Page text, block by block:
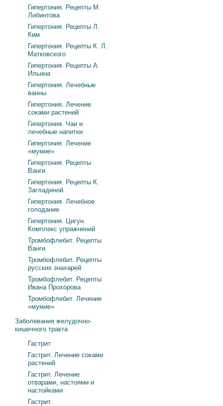
Гипертония. Рецепты М.
Либинтова
Гипертония. Рецепты Л.
Ким
Гипертония. Рецепты К. Л.
Матковского
Гипертония. Рецепты А.
Ильина
Гипертония. Лечебные
ванны
Гипертония. Лечение
соками растений
Гипертония. Чаи и
лечебные напитки
Гипертония. Лечение
«мумие»
Гипертония. Рецепты
Ванги
Гипертония. Рецепты К.
Загладиной
Гипертония. Лечебное
голодание
Гипертония. Цигун.
Комплекс упражнений
Тромбофлебит. Рецепты
Ванги
Тромбофлебит. Рецепты
русских знахарей
Тромбофлебит. Рецепты
Ивана Прохорова
Тромбофлебит. Лечение
«мумие»
Заболевания желудочно-
кишечного тракта
Гастрит
Гастрит. Лечение соками
растений
Гастрит. Лечение
отварами, настоями и
настойками
Гастрит.